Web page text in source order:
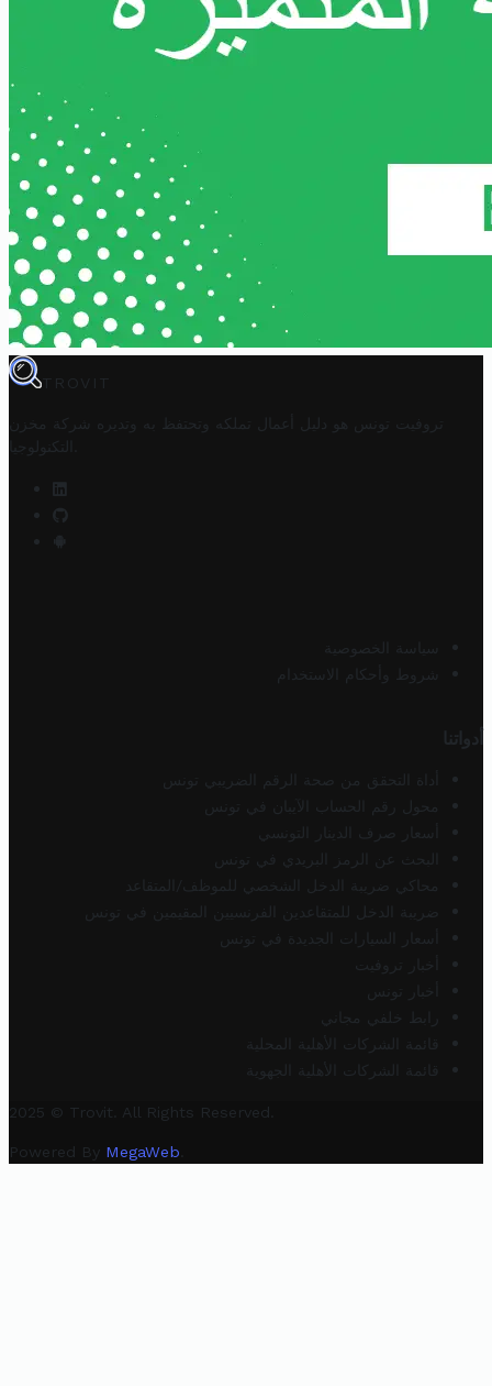
TROVIT
تروفيت تونس هو دليل أعمال تملكه وتحتفظ به وتديره
شركة مخزن
التكنولوجيا
سياسة الخصوصية
شروط وأحكام الاستخدام
أدواتنا
أداة التحقق من صحة الرقم الضريبي تونس
محول رقم الحساب الآيبان في تونس
أسعار صرف الدينار التونسي
البحث عن الرمز البريدي في تونس
محاكي ضريبة الدخل الشخصي للموظف/المتقاعد
ضريبة الدخل للمتقاعدين الفرنسيين المقيمين في تونس
أسعار السيارات الجديدة في تونس
أخبار تروفيت
أخبار تونس
رابط خلفي مجاني
قائمة الشركات الأهلية المحلية
قائمة الشركات الأهلية الجهوية
2025 © Trovit. All Rights Reserved.
Powered By MegaWeb